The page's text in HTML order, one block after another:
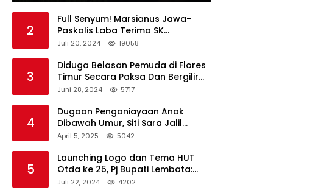
2
Full Senyum! Marsianus Jawa-
Paskalis Laba Terima SK
Dukungan Resmi Untuk Pilkada
Juli 20, 2024 19058
3
Diduga Belasan Pemuda di Flores
Timur Secara Paksa Dan Bergilir
Setubuhi Gadis di Bawah Umur
Juni 28, 2024 5717
4
Dugaan Penganiayaan Anak
Dibawah Umur, Siti Sara Jalil
Seorang Warga Desa Normal 1
April 5, 2025 5042
5
Launching Logo dan Tema HUT
Otda ke 25, Pj Bupati Lembata:
Tema ini Bukan Sekedar Refleksi
Juli 22, 2024 4202